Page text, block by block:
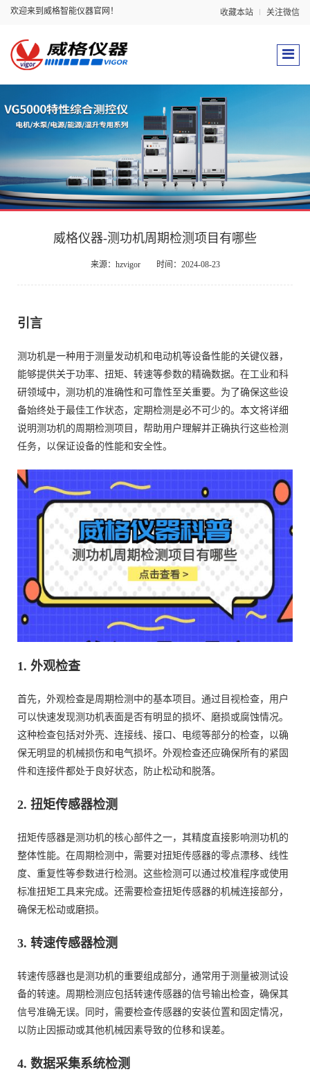
欢迎来到威格智能仪器官网！ 收藏本站 关注微信
威格仪器-测功机周期检测项目有哪些
来源：hzvigor 时间：2024-08-23
引言
测功机是一种用于测量发动机和电动机等设备性能的关键仪器，
能够提供关于功率、扭矩、转速等参数的精确数据。在工业和科
研领域中，测功机的准确性和可靠性至关重要。为了确保这些设
备始终处于最佳工作状态，定期检测是必不可少的。本文将详细
说明测功机的周期检测项目，帮助用户理解并正确执行这些检测
任务，以保证设备的性能和安全性。
1. 外观检查
首先，外观检查是周期检测中的基本项目。通过目视检查，用户
可以快速发现测功机表面是否有明显的损坏、磨损或腐蚀情况。
这种检查包括对外壳、连接线、接口、电缆等部分的检查，以确
保无明显的机械损伤和电气损坏。外观检查还应确保所有的紧固
件和连接件都处于良好状态，防止松动和脱落。
2. 扭矩传感器检测
扭矩传感器是测功机的核心部件之一，其精度直接影响测功机的
整体性能。在周期检测中，需要对扭矩传感器的零点漂移、线性
度、重复性等参数进行检测。这些检测可以通过校准程序或使用
标准扭矩工具来完成。还需要检查扭矩传感器的机械连接部分，
确保无松动或磨损。
3. 转速传感器检测
转速传感器也是测功机的重要组成部分，通常用于测量被测试设
备的转速。周期检测应包括转速传感器的信号输出检查，确保其
信号准确无误。同时，需要检查传感器的安装位置和固定情况，
以防止因振动或其他机械因素导致的位移和误差。
4. 数据采集系统检测